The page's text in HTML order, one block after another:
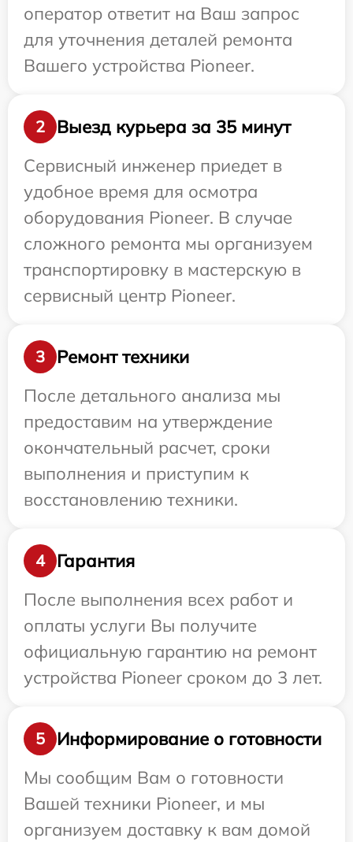
оператор ответит на Ваш запрос
для уточнения деталей ремонта
Вашего устройства Pioneer.
2
Выезд курьера за 35 минут
Сервисный инженер приедет в
удобное время для осмотра
оборудования Pioneer. В случае
сложного ремонта мы организуем
транспортировку в мастерскую в
сервисный центр Pioneer.
3
Ремонт техники
После детального анализа мы
предоставим на утверждение
окончательный расчет, сроки
выполнения и приступим к
восстановлению техники.
4
Гарантия
После выполнения всех работ и
оплаты услуги Вы получите
официальную гарантию на ремонт
устройства Pioneer сроком до 3 лет.
5
Информирование о готовности
Мы сообщим Вам о готовности
Вашей техники Pioneer, и мы
организуем доставку к вам домой